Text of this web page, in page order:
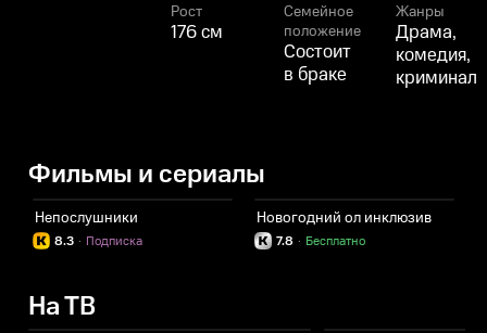
Рост
176 см
Семейное
положение
Состоит
в браке
Жанры
Драма,
комедия,
криминал
Фильмы и сериалы
Непослушники
8.3 Подписка
·
Новогодний ол инклюзив
7.8 Бесплатно
·
На ТВ